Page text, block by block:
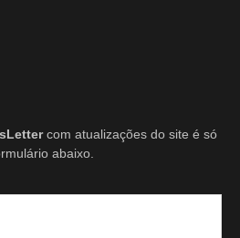
com atualizações do site é só
abaixo.